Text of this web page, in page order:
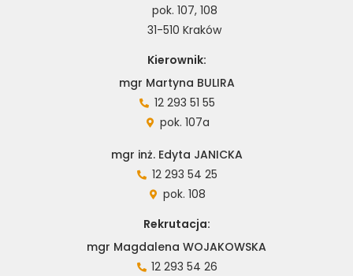
pok. 107, 108
31-510 Kraków
Kierownik:
mgr Martyna BULIRA
12 293 51 55
pok. 107a
mgr inż. Edyta JANICKA
12 293 54 25
pok. 108
Rekrutacja:
mgr Magdalena WOJAKOWSKA
12 293 54 26